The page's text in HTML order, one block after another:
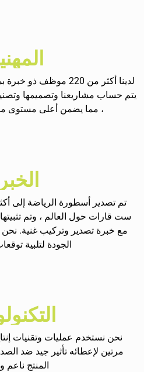
يتم حساب مشاريعنا وتصميمها
، مما يضمن أعلى مستوى
مع خبرة تصدير وتركيب غنية.
الجودة لتلبية
نحن نستخدم عمليات وتقنيات
مرتين لإعطائه تأثير جيد ضد
المنتج ناعم